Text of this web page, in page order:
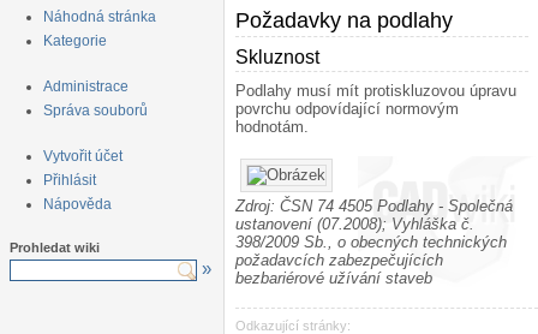
Náhodná stránka
Kategorie
Administrace
Správa souborů
Vytvořit účet
Přihlásit
Nápověda
Prohledat wiki
»
Požadavky na podlahy
Skluznost
Podlahy musí mít protiskluzovou úpravu
povrchu odpovídající normovým
hodnotám.
Zdroj: ČSN 74 4505 Podlahy - Společná
ustanovení (07.2008); Vyhláška č.
398/2009 Sb., o obecných technických
požadavcích zabezpečujících
bezbariérové užívání staveb
Odkazující stránky: